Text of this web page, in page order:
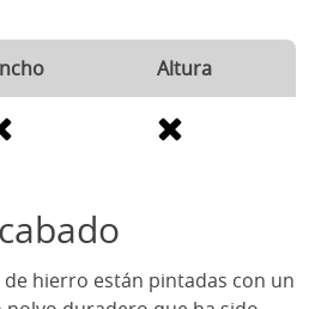
Altura
hierro están pintadas con un